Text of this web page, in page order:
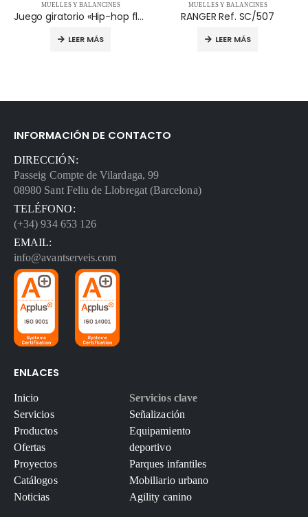
MUELLES Y BALANCINES
Juego giratorio «Hip-hop flash» – 15.30.021
LEER MÁS
MUELLES Y BALANCINES
RANGER Ref. SC/507
LEER MÁS
INFORMACIÓN DE CONTACTO
DIRECCIÓN:
Passeig Compte de Vilardaga, 99
08980 Sant Feliu de Llobregat (Barcelona)
TELÉFONO:
(+34) 934 653 126
EMAIL:
info@avantserveis.com
ENLACES
Inicio
Servicios
Productos
Ofertas
Proyectos
Catálogos
Noticias
Servicios clave
Señalización
Equipamiento
deportivo
Parques infantiles
Mobiliario urbano
Agility canino